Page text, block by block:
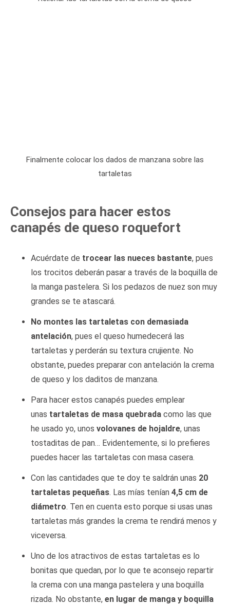
Finalmente colocar los dados de manzana sobre las
tartaletas
Consejos para hacer estos
canapés de queso roquefort
Acuérdate de trocear las nueces bastante, pues
los trocitos deberán pasar a través de la boquilla de
la manga pastelera. Si los pedazos de nuez son muy
grandes se te atascará.
No montes las tartaletas con demasiada
antelación, pues el queso humedecerá las
tartaletas y perderán su textura crujiente. No
obstante, puedes preparar con antelación la crema
de queso y los daditos de manzana.
Para hacer estos canapés puedes emplear
unas tartaletas de masa quebrada como las que
he usado yo, unos volovanes de hojaldre, unas
tostaditas de pan… Evidentemente, si lo prefieres
puedes hacer las tartaletas con masa casera.
Con las cantidades que te doy te saldrán unas 20
tartaletas pequeñas. Las mías tenían 4,5 cm de
diámetro. Ten en cuenta esto porque si usas unas
tartaletas más grandes la crema te rendirá menos y
viceversa.
Uno de los atractivos de estas tartaletas es lo
bonitas que quedan, por lo que te aconsejo repartir
la crema con una manga pastelera y una boquilla
rizada. No obstante, en lugar de manga y boquilla